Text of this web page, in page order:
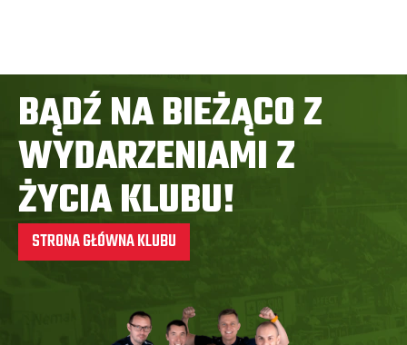
BĄDŹ NA BIEŻĄCO Z
WYDARZENIAMI Z
ŻYCIA KLUBU!
STRONA GŁÓWNA KLUBU